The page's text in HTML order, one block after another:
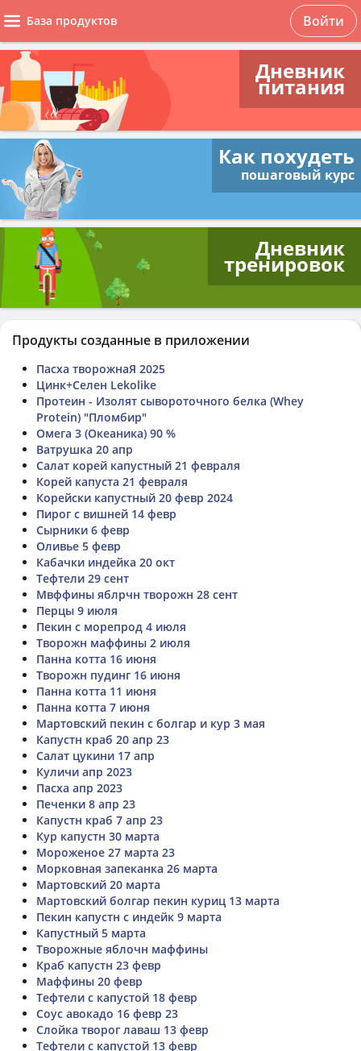
База продуктов Войти
Дневник
питания
Как похудеть
пошаговый курс
Дневник
тренировок
Продукты созданные в приложении
Пасха творожнаЯ 2025
Цинк+Селен Lekolike
Протеин - Изолят сывороточного белка (Whey
Protein) "Пломбир"
Омега 3 (Океаника) 90 %
Ватрушка 20 апр
Салат корей капустный 21 февраля
Корей капуста 21 февраля
Корейски капустный 20 февр 2024
Пирог с вишней 14 февр
Сырники 6 февр
Оливье 5 февр
Кабачки индейка 20 окт
Тефтели 29 сент
Мвффины яблрчн творожн 28 сент
Перцы 9 июля
Пекин с морепрод 4 июля
Творожн маффины 2 июля
Панна котта 16 июня
Творожн пудинг 16 июня
Панна котта 11 июня
Панна котта 7 июня
Мартовский пекин с болгар и кур 3 мая
Капустн краб 20 апр 23
Салат цукини 17 апр
Куличи апр 2023
Пасха апр 2023
Печенки 8 апр 23
Капустн краб 7 апр 23
Кур капустн 30 марта
Мороженое 27 марта 23
Морковная запеканка 26 марта
Мартовский 20 марта
Мартовский болгар пекин куриц 13 марта
Пекин капустн с индейк 9 марта
Капустный 5 марта
Творожные яблочн маффины
Краб капустн 23 февр
Маффины 20 февр
Тефтели с капустой 18 февр
Соус авокадо 16 февр 23
Слойка творог лаваш 13 февр
Тефтели с капустой 13 февр